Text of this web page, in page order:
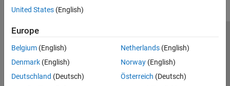
United States (English)
Europe
Belgium (English)
Denmark (English)
Deutschland (Deutsch)
Netherlands(English)
Norway(English)
Österreich (Deutsch)
Lutte anti-piratage
Contacts locaux
© 1994-2026 The MathWorks, Inc.